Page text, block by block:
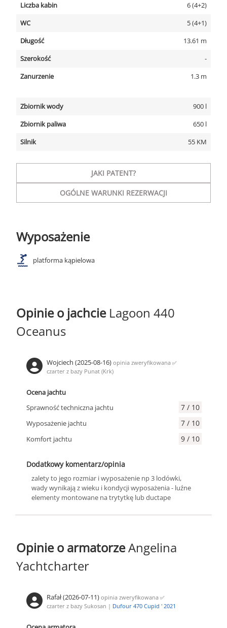
Liczba kabin
6 (4+2)
WC
5 (4+1)
Długość
13.61 m
Szerokość
-
Zanurzenie
1.3 m
Zbiornik wody
900 l
Zbiornik paliwa
650 l
Silnik
55 KM
JAKI PATENT?
OGÓLNE WARUNKI REZERWACJI
Wyposażenie
platforma kąpielowa
Opinie o jachcie Lagoon 440
Oceanus
Wojciech (2025-08-16) opinia zweryfikowana ✅
czarter z bazy Punat (Krk)
Ocena jachtu
Sprawność techniczna jachtu
7 / 10
Wyposażenie jachtu 7 / 10
Komfort jachtu 9 / 10
Dodatkowy komentarz/opinia
zalety to jego rozmiar i wyposażenie np 3 lodówki,
wady wynikają z wieku i kondycji wyposażenia - luźne
elementy montowane na trytytkę lub ductape
Opinie o armatorzeAngelina
Yachtcharter
Rafał (2026-07-11) opinia zweryfikowana ✅
czarter z bazy Sukosan | Dufour 470 Cupid ' 2021